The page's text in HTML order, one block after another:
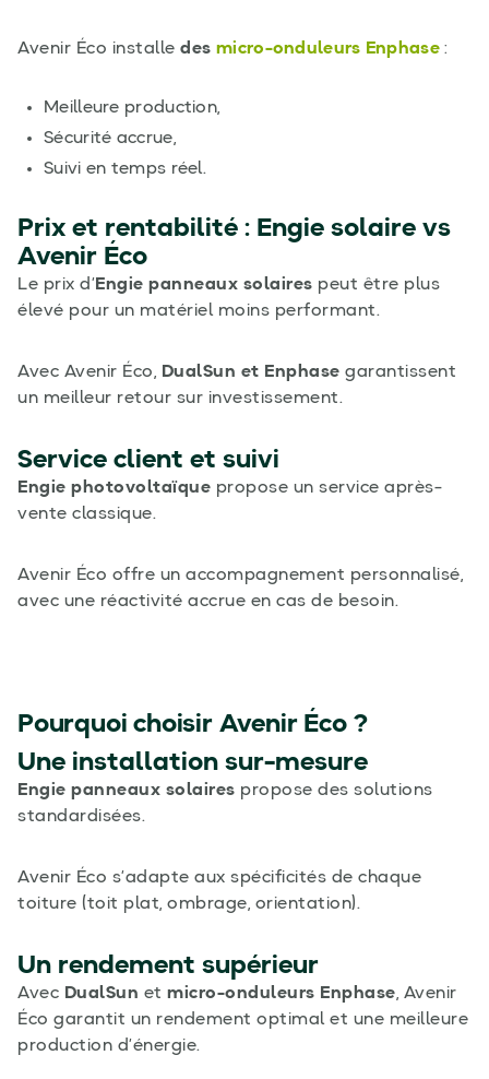
Avenir Éco installe des micro-onduleurs Enphase :
Meilleure production,
Sécurité accrue,
Suivi en temps réel.
Prix et rentabilité : Engie solaire vs
Avenir Éco
Le prix d’Engie panneaux solaires peut être plus
élevé pour un matériel moins performant.
Avec Avenir Éco, DualSun et Enphase garantissent
un meilleur retour sur investissement.
Service client et suivi
Engie photovoltaïque propose un service après-
vente classique.
Avenir Éco offre un accompagnement personnalisé,
avec une réactivité accrue en cas de besoin.
Pourquoi choisir Avenir Éco ?
Une installation sur-mesure
Engie panneaux solaires propose des solutions
standardisées.
Avenir Éco s’adapte aux spécificités de chaque
toiture (toit plat, ombrage, orientation).
Un rendement supérieur
Avec DualSun et micro-onduleurs Enphase, Avenir
Éco garantit un rendement optimal et une meilleure
production d’énergie.